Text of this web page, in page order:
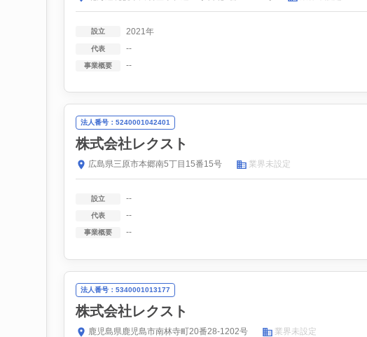
設立 2021年
代表 --
事業概要 --
法人番号：5240001042401
株式会社レクスト
広島県三原市本郷南5丁目15番15号 業界未設定
設立 --
代表 --
事業概要 --
法人番号：5340001013177
株式会社レクスト
鹿児島県鹿児島市南林寺町20番28-1202号 業界未設定